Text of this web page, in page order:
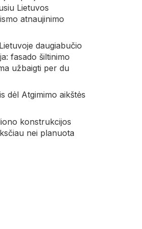
Lietuvos
atnaujinimo
daugiabučio
fasado šiltinimo
užbaigti per du
dėl Atgimimo aikštės
konstrukcijos
nei planuota